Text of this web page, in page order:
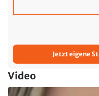
Jetzt eigene
Video